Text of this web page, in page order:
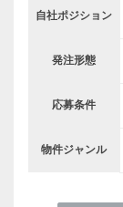
自社ポジション
発注形態
応募条件
物件ジャンル